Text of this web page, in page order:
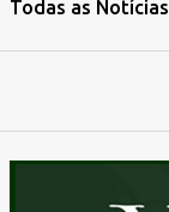
Todas as Notícias